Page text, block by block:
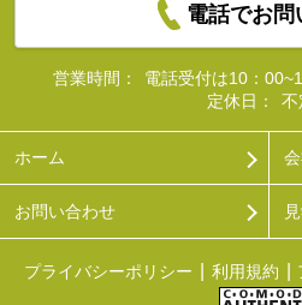
電話でお問
営業時間：
電話受付は10：
定休日：
不
ホーム
お問い合わせ
プライバシーポリシー 利用規約